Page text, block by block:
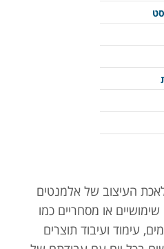
העיצוב של אלמנטים
שימושיים או מסחריים כמו
עימוד ועיבוד תוצרים